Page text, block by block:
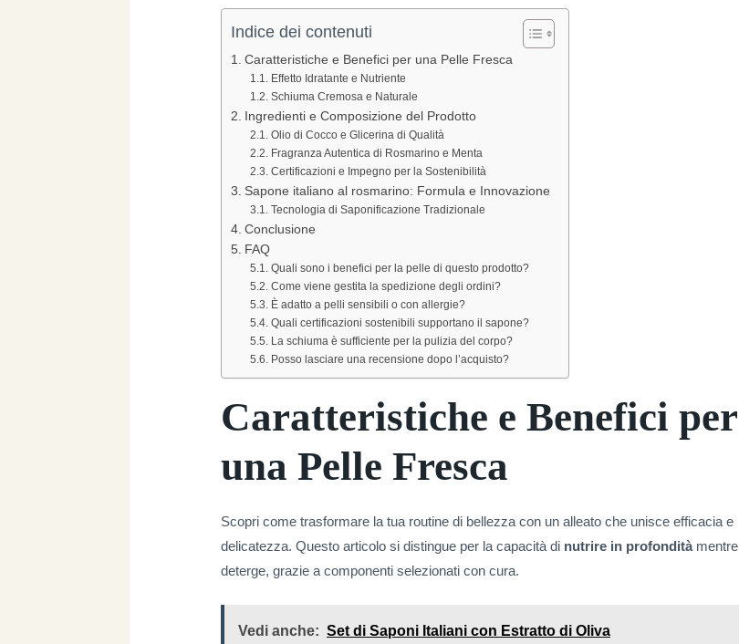
Indice dei contenuti
Caratteristiche e Benefici per una Pelle Fresca
Effetto Idratante e Nutriente
Schiuma Cremosa e Naturale
Ingredienti e Composizione del Prodotto
Olio di Cocco e Glicerina di Qualità
Fragranza Autentica di Rosmarino e Menta
Certificazioni e Impegno per la Sostenibilità
Sapone italiano al rosmarino: Formula e Innovazione
Tecnologia di Saponificazione Tradizionale
Conclusione
FAQ
Quali sono i benefici per la pelle di questo prodotto?
Come viene gestita la spedizione degli ordini?
È adatto a pelli sensibili o con allergie?
Quali certificazioni sostenibili supportano il sapone?
La schiuma è sufficiente per la pulizia del corpo?
Posso lasciare una recensione dopo l’acquisto?
Caratteristiche e Benefici per
una Pelle Fresca
Scopri come trasformare la tua routine di bellezza con un alleato che unisce efficacia e
delicatezza. Questo articolo si distingue per la capacità di nutrire in profondità mentre
deterge, grazie a componenti selezionati con cura.
Vedi anche: Set di Saponi Italiani con Estratto di Oliva